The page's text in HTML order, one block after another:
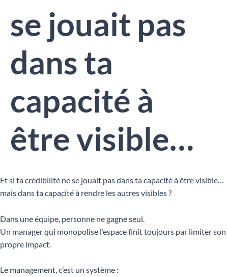
se jouait pas
dans ta
capacité à
être visible…
Et si ta crédibilité ne se jouait pas dans ta capacité à être visible…
mais dans ta capacité à rendre les autres visibles ?
Dans une équipe, personne ne gagne seul.
Un manager qui monopolise l’espace finit toujours par limiter son
propre impact.
Le management, c’est un système :